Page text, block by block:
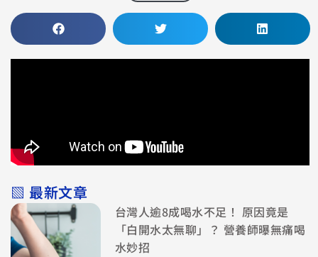
▧ 最新文章
台灣人逾8成喝水不足！ 原因竟是
「白開水太無聊」？ 營養師曝無痛喝
水妙招